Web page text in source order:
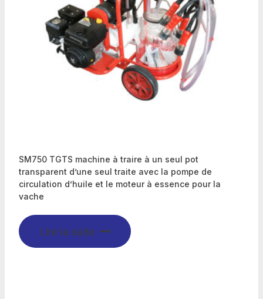
SM750 TGTS machine à traire à un seul pot
transparent d’une seul traite avec la pompe de
circulation d’huile et le moteur à essence pour la
vache
Lire la suite